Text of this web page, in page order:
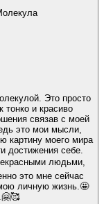
Это просто
тонко и красиво
связав с моей
это мои мысли,
картину моего мира
достижения себе.
людьми,
это мне сейчас
личную жизнь.🤩